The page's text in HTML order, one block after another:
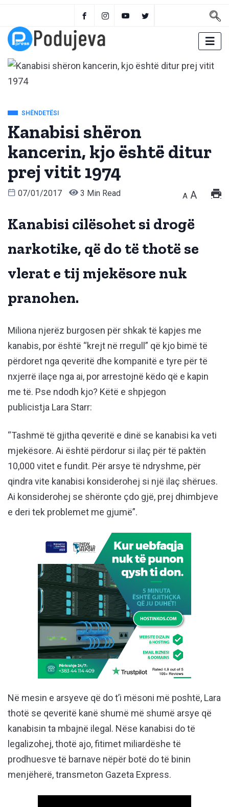
SHËNDETËSI
Kanabisi shëron
kancerin, kjo është ditur
prej vitit 1974
07/01/2017 3 Min Read A A
Kanabisi cilësohet si drogë
narkotike, që do të thotë se
vlerat e tij mjekësore nuk
pranohen.
Miliona njerëz burgosen për shkak të kapjes me
kanabis, por është “krejt në rregull” që kjo bimë të
përdoret nga qeveritë dhe kompanitë e tyre për të
nxjerrë ilaçe nga ai, por arrestojnë këdo që e kapin
me të. Pse ndodh kjo? Këtë e shpjegon
publicistja Lara Starr:
“Tashmë të gjitha qeveritë e dinë se kanabisi ka veti
mjekësore. Ai është përdorur si ilaç për të paktën
10,000 vitet e fundit. Për arsye të ndryshme, për
qindra vite kanabisi konsiderohej si një ilaç shërues.
Ai konsiderohej se shëronte çdo gjë, prej dhimbjeve
e deri tek problemet me gjumë”.
Në mesin e arsyeve që do t’i mësoni më poshtë, Lara
thotë se qeveritë kanë shumë më shumë arsye që
kanabisin ta mbajnë ilegal. Nëse kanabisi do të
legalizohej, thotë ajo, fitimet miliardëshe të
prodhuesve të barnave nëpër botë do të binin
menjëherë, transmeton Gazeta Express.